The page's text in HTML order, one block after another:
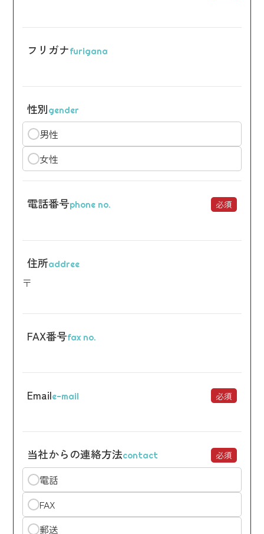
フリガナfurigana
性別gender
男性
女性
電話番号phone no. 必須
住所addree
〒
FAX番号fax no.
Emaile-mail 必須
当社からの連絡方法contact 必須
電話
FAX
郵送